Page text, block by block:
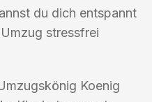
du dich entspannt
stressfrei
Koenig